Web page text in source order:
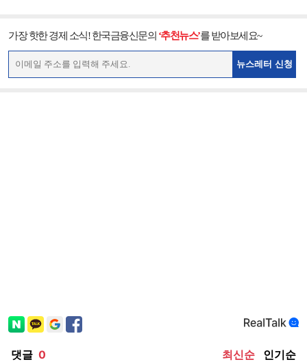
가장 핫한 경제 소식! 한국금융신문의 ‘추천뉴스’를 받아보세요~
뉴스레터 신청